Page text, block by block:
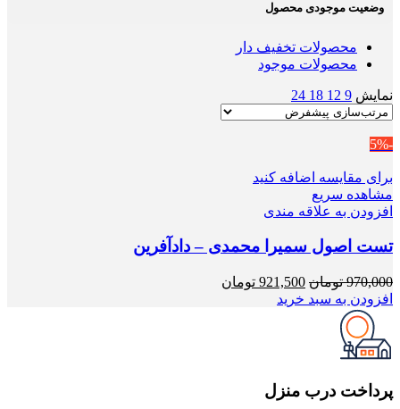
وضعیت موجودی محصول
محصولات تخفیف دار
محصولات موجود
نمایش 9
12
18
24
-5%
برای مقایسه اضافه کنید
مشاهده سریع
افزودن به علاقه مندی
تست اصول سمیرا محمدی – دادآفرین
970,000 تومان قیمت
اصلی
921,500 تومان
افزودن به سبد خرید
پرداخت درب منزل